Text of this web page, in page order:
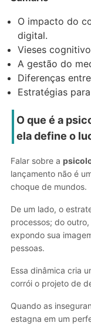
O impacto do
digital.
Vieses
A gestão do
Diferenças
Estratégias
O que é a
ela define o
Falar sobre a
lançamento não é
choque de mundos.
De um lado, o
processos; do
expondo sua
pessoas.
Essa dinâmica cria
corrói o projeto de
Quando as
estagna em um